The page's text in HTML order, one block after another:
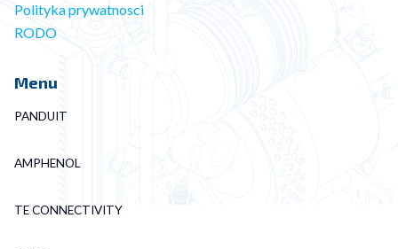
Polityka prywatnosci
RODO
Menu
PANDUIT
AMPHENOL
TE CONNECTIVITY